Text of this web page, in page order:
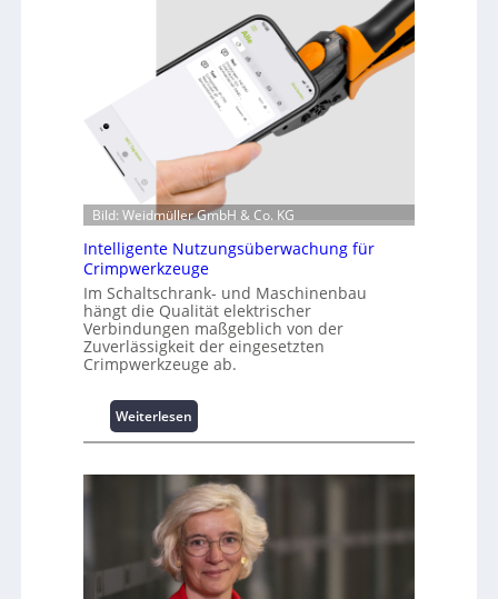
f
t
i
o
n
z
u
m
L
a
s
t
p
i
z
e
n
m
a
n
Bild: Weidmüller GmbH & Co. KG
Intelligente Nutzungsüberwachung für
Crimpwerkzeuge
Im Schaltschrank- und Maschinenbau
hängt die Qualität elektrischer
Verbindungen maßgeblich von der
Zuverlässigkeit der eingesetzten
Crimpwerkzeuge ab.
Weiterlesen
I
t
e
l
l
i
g